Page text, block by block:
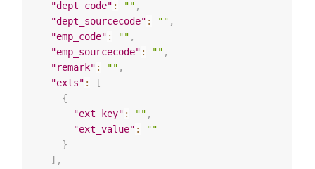
"dept_code" : "" ,
"dept_sourcecode" : "" ,
"emp_code" : "" ,
"emp_sourcecode" : "" ,
"remark" : "" ,
"exts" :
[
{
"ext_key" : "" ,
"ext_value" :
""
}
] ,